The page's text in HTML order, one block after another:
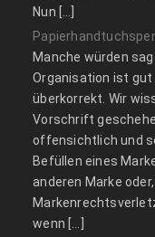
Nun […]
Manche würden
Organisation ist
überkorrekt. Wir
Vorschrift
offensichtlich und
Befüllen eines
anderen Marke
wenn […]